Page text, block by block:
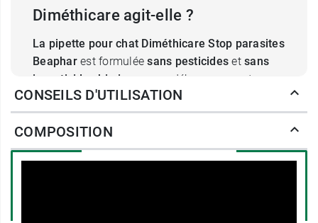
Diméthicare agit-elle ?
La pipette pour chat Diméthicare Stop parasites
Beapharest formulée sans pesticides et sans
insecticide chimique
, pour débarrasser votre
chat des puces, des tiques et des poux le
plus naturellement possible. En effet, la solution
anti puce qu'elle contient assure une
mécaniqueet non chimique. Lediméthicone,
CONSEILS D'UTILISATION
COMPOSITION